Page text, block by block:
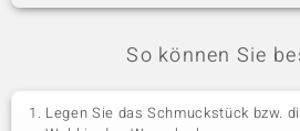
So können Sie
Legen Sie das Schmuckstück bzw.